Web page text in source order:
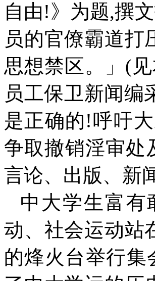
自由!》为题,撰
员的官僚霸道打
思想禁区。」 (
员工保卫新闻编
是正确的!呼吁
争取撤销淫审处
言论、出版、新
中大学生富有
动、社会运动站
的烽火台举行集